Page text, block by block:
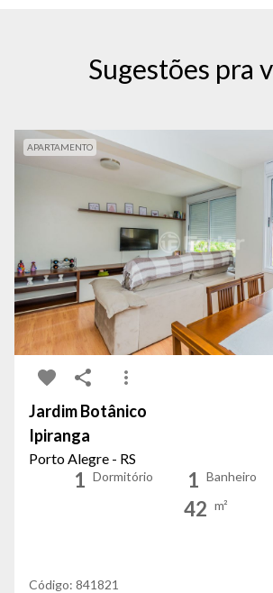
Sugestões pra
APARTAMENTO
Jardim Botânico
Ipiranga
Porto Alegre - RS
1 Dormitório 1 Banheiro
42 m²
Código: 841821